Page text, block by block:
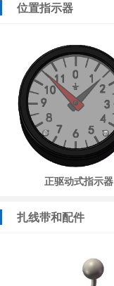
位置指示器
正驱动式指示器
扎线带和配件